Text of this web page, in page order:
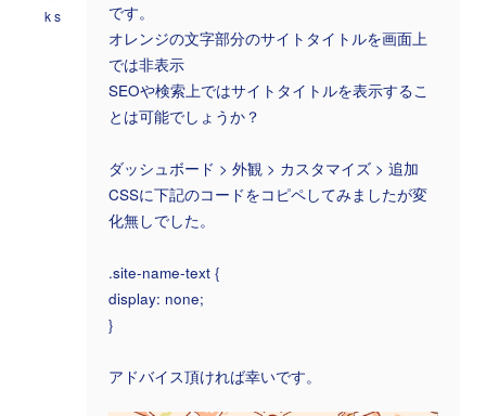
k s
です。
オレンジの文字部分のサイトタイトルを画面上
では非表示
SEOや検索上ではサイトタイトルを表示するこ
とは可能でしょうか？
ダッシュボード > 外観 > カスタマイズ > 追加
CSSに下記のコードをコピペしてみましたが変
化無しでした。
.site-name-text {
display: none;
}
アドバイス頂ければ幸いです。